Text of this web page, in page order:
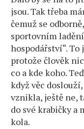
jsou. Tak třeba
čemuž se
sportovním
hospodářství“.
protože člověk
co a kde koho.
když věc
vznikla, ještě ne,
do své krabičky a
kola.